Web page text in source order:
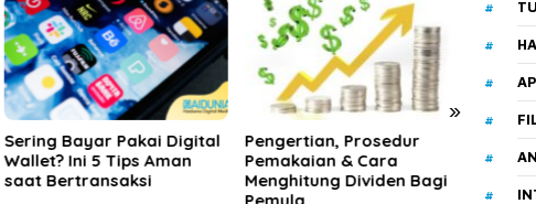
»
Pengertian, Prosedur
Pemakaian & Cara
Menghitung Dividen Bagi
Beberapa Rekomendasi
Pilihan Produk Dana
Pensiun